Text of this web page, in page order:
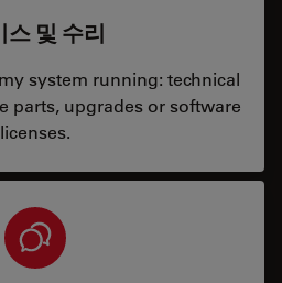
스 및 수리
system running: technical
parts, upgrades or software
licenses.